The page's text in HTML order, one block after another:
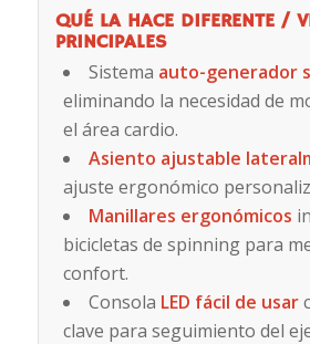
QUÉ LA HACE DIFERENTE /
PRINCIPALES
Sistema auto-generador
eliminando la necesidad de
el área cardio.
Asiento ajustable
ajuste ergonómico
Manillares ergonómicos
bicicletas de spinning para
confort.
Consola LED fácil de usar
clave para seguimiento del